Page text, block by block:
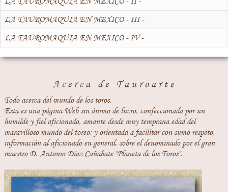
LA TAUROMAQUIA EN MEXICO - III -
LA TAUROMAQUIA EN MEXICO - IV -
Acerca de Tauroarte
Todo acerca del mundo de los toros.
Esta es una página Web sin ánimo de lucro, confeccionada por un
humilde y fiel aficionado, amante desde muy temprana edad del
maravilloso mundo del toreo; y orientada a facilitar con sumo respeto,
información al aficionado en general, sobre el denominado por el gran
maestro D. Antonio Díaz Cañabate "Planeta de los Toros".